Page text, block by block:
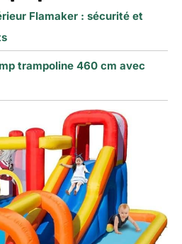
Flamaker : sécurité et
trampoline 460 cm avec